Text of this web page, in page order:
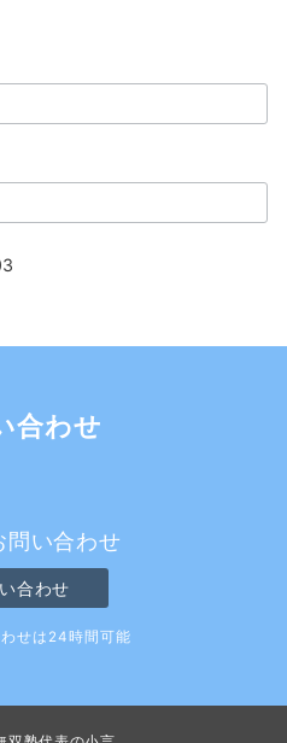
合わせ
問い合わせ
合わせ
せは24時間可能